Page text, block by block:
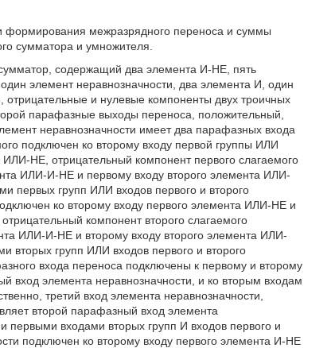
формирования межразрядного переноса и суммы
сумматора и умножителя.
содержащий два элемента И-НЕ, пять
элемент неравнозначности, два элемента И, один
и нулевые компоненты двух троичных
парафазные выходы переноса, положительный,
неравнозначности имеет два парафазных входа
подключен ко второму входу первой группы ИЛИ
НЕ, отрицательный компонент первого слагаемого
ИЛИ-И-НЕ и первому входу второго элемента ИЛИ-
первых групп ИЛИ входов первого и второго
ко второму входу первого элемента ИЛИ-НЕ и
компонент второго слагаемого
ИЛИ-И-НЕ и второму входу второго элемента ИЛИ-
вторых групп ИЛИ входов первого и второго
входа переноса подключены к первому и второму
вход элемента неравнозначности, и ко вторым входам
третий вход элемента неравнозначности,
второй парафазный вход элемента
входами вторых групп И входов первого и
подключен ко второму входу первого элемента И-НЕ